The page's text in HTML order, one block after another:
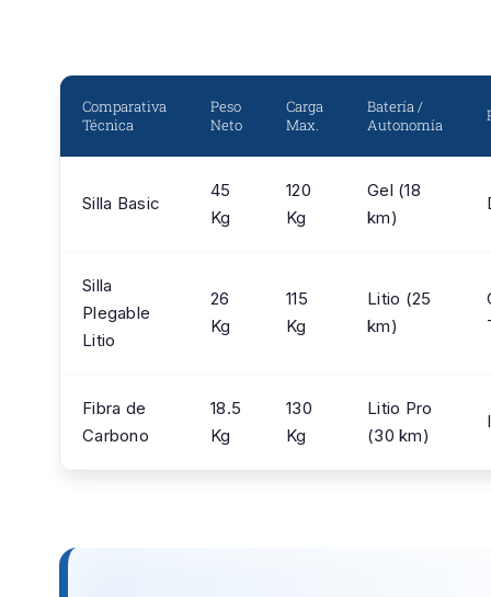
Comparativa
Técnica
Peso
Neto
Carga
Max.
Batería /
Autonomía
Silla Basic
45
Kg
120
Kg
Gel (18
km)
Silla
Plegable
Litio
26
Kg
115
Kg
Litio (25
km)
Fibra de
Carbono
18.5
Kg
130
Kg
Litio Pro
(30 km)